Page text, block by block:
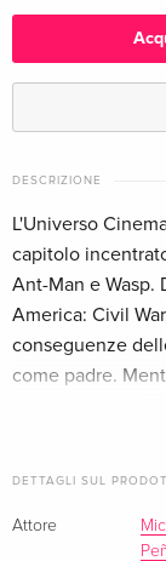
Tedesco
Mondo, Edizione
HD + Blu-ray
Tedesco
4K Ultra HD + Blu-
Mondo, Edizione
Francese
DESCRIZIONE
L'Universo
capitolo
Ant-Man e Wasp.
America: Civil
conseguenze
come padre.
nuova e urgente
cercherà di far
DETTAGLI SUL
Attore